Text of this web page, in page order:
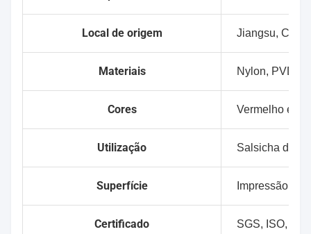
Local de origem Jiangsu, China
Materiais Nylon, PVDC
Cores Vermelho e
Utilização Salsicha de
Superfície Impressão
Certificado SGS, ISO,